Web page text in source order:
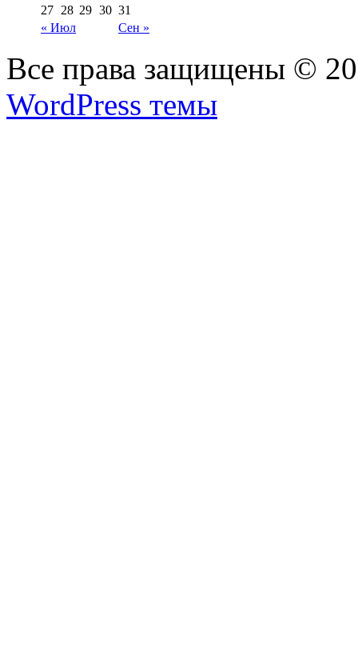
« Июл Сен »
27 28 29 30 31
Все права защищены ©
WordPress темы